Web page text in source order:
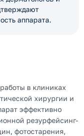
аппарата.
в клиниках
хирургии и
эффективно
резурфейсинг-
фотостарения,